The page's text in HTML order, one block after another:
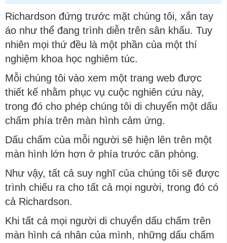
Richardson đứng trước mặt chúng tôi, xắn tay
áo như thể đang trình diễn trên sân khấu. Tuy
nhiên mọi thứ đều là một phần của một thí
nghiệm khoa học nghiêm túc.
Mỗi chúng tôi vào xem một trang web được
thiết kế nhằm phục vụ cuộc nghiên cứu này,
trong đó cho phép chúng tôi di chuyển một dấu
chấm phía trên màn hình cảm ứng.
Dấu chấm của mỗi người sẽ hiện lên trên một
màn hình lớn hơn ở phía trước căn phòng.
Như vậy, tất cả suy nghĩ của chúng tôi sẽ được
trình chiếu ra cho tất cả mọi người, trong đó có
cả Richardson.
Khi tất cả mọi người di chuyển dấu chấm trên
màn hình cá nhân của mình, những dấu chấm